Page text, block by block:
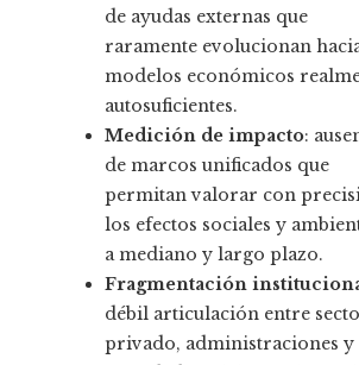
de ayudas externas que
raramente evolucionan
modelos económicos
autosuficientes.
Medición de impacto:
de marcos unificados que
permitan valorar con
los efectos sociales y
a mediano y largo plazo.
Fragmentación
débil articulación entre
privado, administraciones y